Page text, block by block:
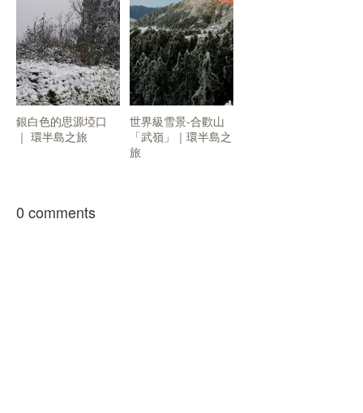
銀白色的思源埡口
｜ 環半島之旅
世界級雪景-合歡山
「武嶺」｜環半島之
旅
0 comments